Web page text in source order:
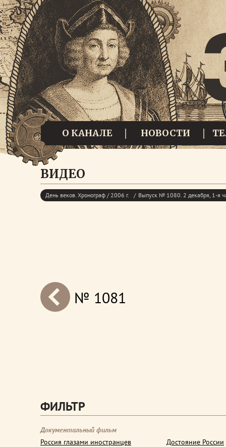
О КАНАЛЕ НОВОСТИ
ВИДЕО
День веков. Хронограф / 2006 г. Выпуск № 1080. 2 декабря, 1-я
next
№ 1081
ФИЛЬТР
Документальный фильм
Россия глазами иностранцев
Достояние России